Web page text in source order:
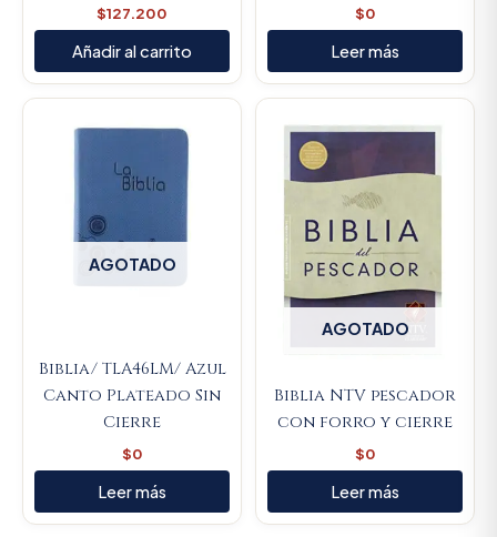
$127.200
Añadir al carrito
$0
Leer más
AGOTADO
Biblia/ TLA46LM/ Azul
Canto Plateado Sin
Cierre
$0
Leer más
AGOTADO
Biblia NTV pescador
con forro y cierre
$0
Leer más